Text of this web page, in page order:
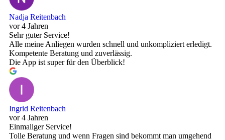
Nadja Reitenbach
vor 4 Jahren
Sehr guter Service!
Alle meine Anliegen wurden schnell und unkompliziert erledigt.
Kompetente Beratung und zuverlässig.
Die App ist super für den Überblick!
Ingrid Reitenbach
vor 4 Jahren
Einmaliger Service!
Tolle Beratung und wenn Fragen sind bekommt man umgehend